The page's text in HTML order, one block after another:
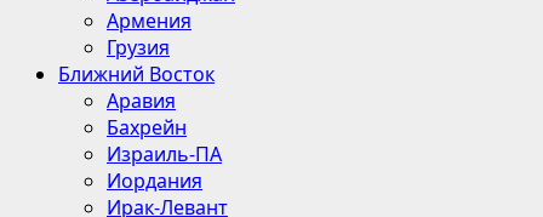
Армения
Грузия
Ближний Восток
Аравия
Бахрейн
Израиль-ПА
Иордания
Ирак-Левант